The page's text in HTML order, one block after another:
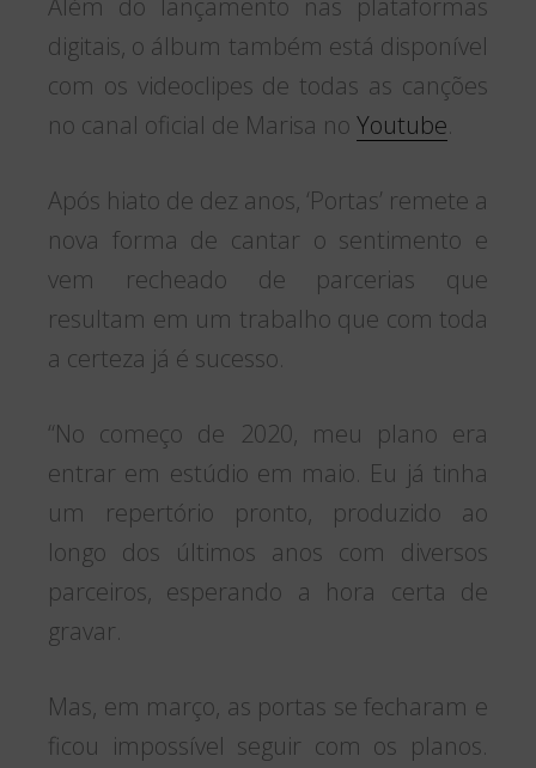
Além do lançamento nas plataformas
digitais, o álbum também está disponível
com os videoclipes de todas as canções
no canal oficial de Marisa no Youtube.
Após hiato de dez anos, ‘Portas’ remete a
nova forma de cantar o sentimento e
vem recheado de parcerias que
resultam em um trabalho que com toda
a certeza já é sucesso.
“No começo de 2020, meu plano era
entrar em estúdio em maio. Eu já tinha
um repertório pronto, produzido ao
longo dos últimos anos com diversos
parceiros, esperando a hora certa de
gravar.
Mas, em março, as portas se fecharam e
ficou impossível seguir com os planos.